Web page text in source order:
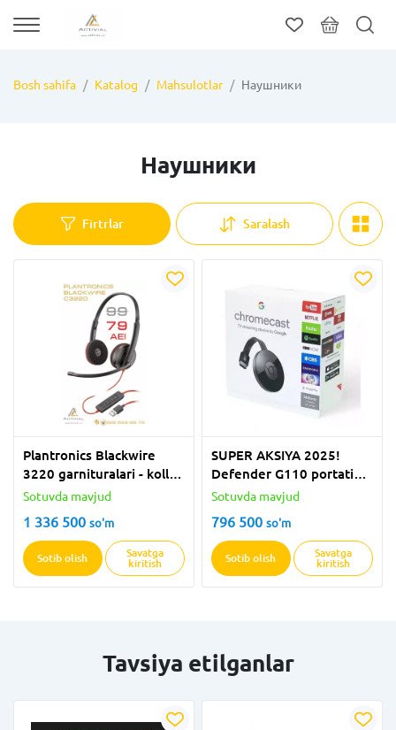
Bosh sahifa Katalog Mahsulotlar Наушники
Наушники
Firtrlar Saralash
Plantronics Blackwire
3220 garnituralari - koll-
sentr operatorlari, ofis-
konferentsiyaviy aloqa
o'tkazishga va sifatli ovoz
muxlislar uchun eng zo'r
Sotuvda mavjud
1 336 500 so'm
Sotib olish
Savatga
kiritish
SUPER AKSIYA 2025!
Defender G110 portativ
Bluetooth-kolonkani 50%
sotib oling!
Sotuvda mavjud
796 500 so'm
Sotib olish
Savatga
kiritish
Tavsiya etilganlar